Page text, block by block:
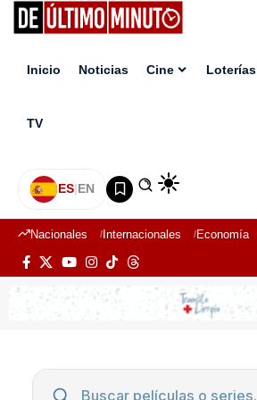
Inicio Noticias Cine Loterías
TV
ES|EN
Nacionales Internacionales Economía